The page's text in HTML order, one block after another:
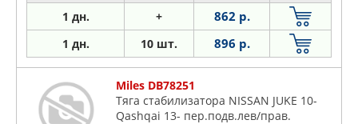
1 дн. + 862 р.
1 дн. 10 шт. 896 р.
Miles DB78251
Тяга стабилизатора NISSAN JUKE 10-
Qashqai 13- пер.подв.лев/прав.